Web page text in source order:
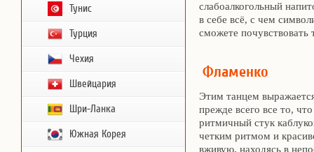
Тунис
Турция
Чехия
Швейцария
Шри-Ланка
Южная Корея
слабоалкогольный
в себе всё, с чем
сможете почувствовать
Фламенко
Этим танцем
прежде всего все то,
ритмичный стук
четким ритмом и
вживую, находясь в